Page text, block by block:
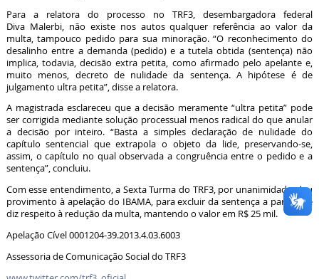
Para a relatora do processo no TRF3, desembargadora federal
Diva Malerbi, não existe nos autos qualquer referência ao valor da
multa, tampouco pedido para sua minoração. “O reconhecimento do
desalinho entre a demanda (pedido) e a tutela obtida (sentença) não
implica, todavia, decisãoextra petita, como afirmado pelo apelante e,
muito menos, decreto de nulidade da sentença. A hipótese é de
julgamento ultra petita”, disse a relatora.
A magistrada esclareceu que a decisão meramente “ultra petita” pode
ser corrigida mediante solução processual menos radical do que anular
a decisão por inteiro. “Basta a simples declaração de nulidade do
capítulo sentencial que extrapola o objeto da lide, preservando-se,
assim, o capítulo no qual observada a congruência entre o pedido e a
sentença”, concluiu.
Com esse entendimento, a Sexta Turma do TRF3, por unanimidade, deu
provimento à apelação do IBAMA, para excluir da sentença a parte que
diz respeito à redução da multa, mantendo o valor em R$ 25 mil.
Apelação Cível 0001204-39.2013.4.03.6003
Assessoria de Comunicação Social do TRF3